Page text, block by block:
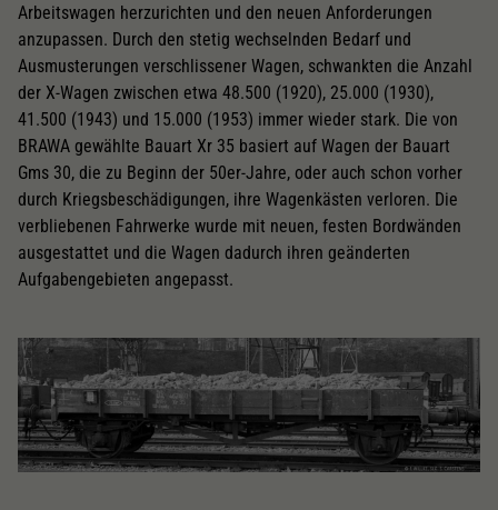
Arbeitswagen herzurichten und den neuen Anforderungen
anzupassen. Durch den stetig wechselnden Bedarf und
Ausmusterungen verschlissener Wagen, schwankten die Anzahl
der X-Wagen zwischen etwa 48.500 (1920), 25.000 (1930),
41.500 (1943) und 15.000 (1953) immer wieder stark. Die von
BRAWA gewählte Bauart Xr 35 basiert auf Wagen der Bauart
Gms 30, die zu Beginn der 50er-Jahre, oder auch schon vorher
durch Kriegsbeschädigungen, ihre Wagenkästen verloren. Die
verbliebenen Fahrwerke wurde mit neuen, festen Bordwänden
ausgestattet und die Wagen dadurch ihren geänderten
Aufgabengebieten angepasst.